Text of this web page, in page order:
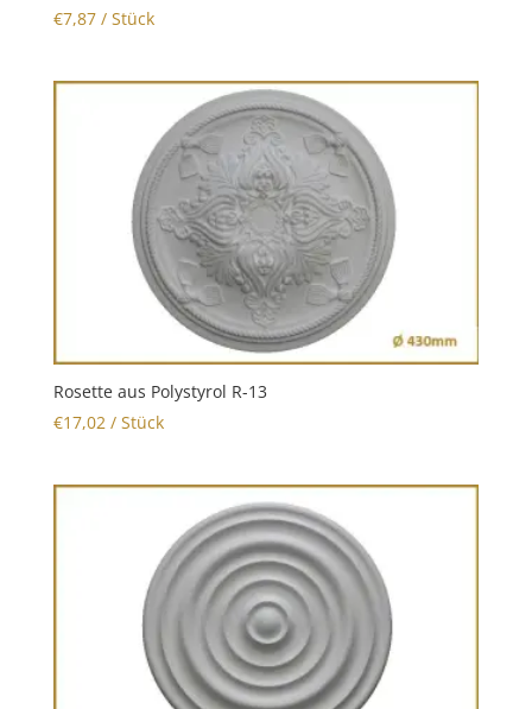
€7,87/ Stück
Rosette aus Polystyrol R-13
€17,02/ Stück